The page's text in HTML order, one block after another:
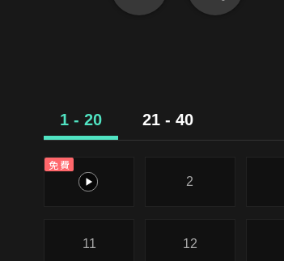
1 - 20 21 - 40
免費
1
2
11 12